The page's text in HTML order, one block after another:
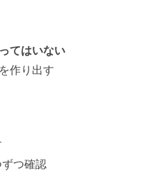
てはいない
作り出す
つ確認